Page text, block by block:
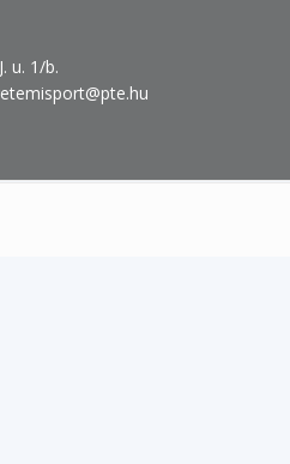
u. 1/b.